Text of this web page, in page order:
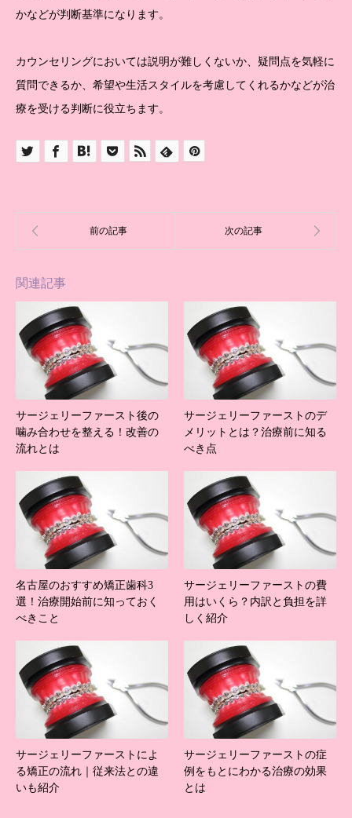
かなどが判断基準になります。
カウンセリングにおいては説明が難しくないか、疑問点を気軽に
質問できるか、希望や生活スタイルを考慮してくれるかなどが治
療を受ける判断に役立ちます。
関連記事
サージェリーファースト後の
噛み合わせを整える！改善の
流れとは
サージェリーファーストのデ
メリットとは？治療前に知る
べき点
名古屋のおすすめ矯正歯科3
選！治療開始前に知っておく
べきこと
サージェリーファーストの費
用はいくら？内訳と負担を詳
しく紹介
サージェリーファーストによ
る矯正の流れ｜従来法との違
いも紹介
サージェリーファーストの症
例をもとにわかる治療の効果
とは